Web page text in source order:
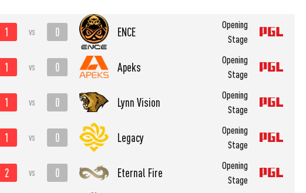
1 vs 0 ENCE
Opening
Stage
1 vs 0 Apeks
Opening
Stage
1 vs 0 Lynn Vision
Opening
Stage
1 vs 0 Legacy
Opening
Stage
2 vs 0 Eternal Fire
Opening
Stage